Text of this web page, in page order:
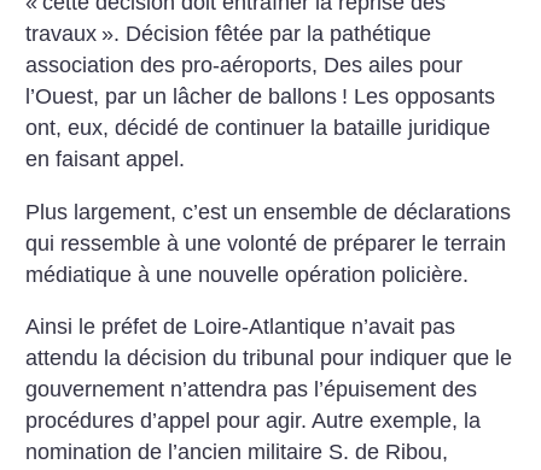
travaux ». Décision fêtée par la pathétique
association des pro-aéroports, Des ailes pour
l’Ouest, par un lâcher de ballons ! Les opposants
ont, eux, décidé de continuer la bataille juridique
en faisant appel.
Plus largement, c’est un ensemble de déclarations
qui ressemble à une volonté de préparer le terrain
médiatique à une nouvelle opération policière.
Ainsi le préfet de Loire-Atlantique n’avait pas
attendu la décision du tribunal pour indiquer que le
gouvernement n’attendra pas l’épuisement des
procédures d’appel pour agir. Autre exemple, la
nomination de l’ancien militaire S. de Ribou,